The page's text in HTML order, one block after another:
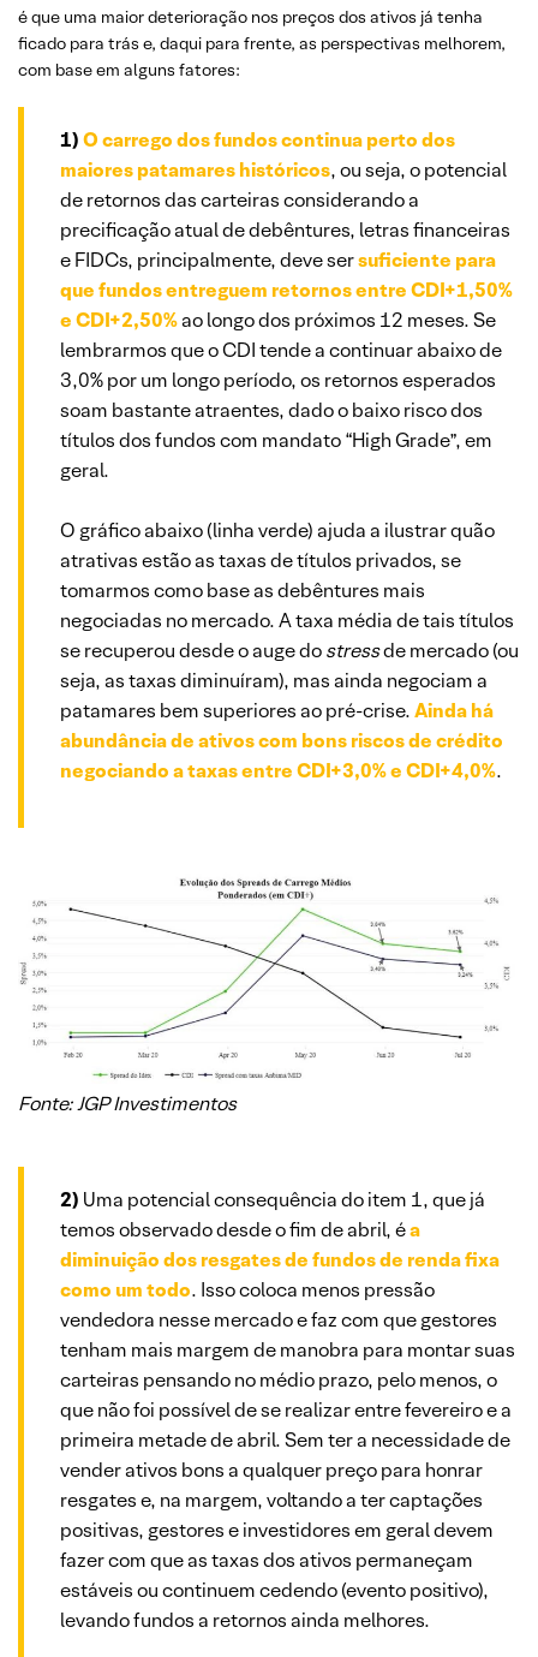
é que uma maior deterioração nos preços dos ativos já tenha
ficado para trás e, daqui para frente, as perspectivas melhorem,
com base em alguns fatores:
1)O carrego dos fundos continua perto dos
maiores patamares históricos, ou seja, o potencial
de retornos das carteiras considerando a
precificação atual de debêntures, letras financeiras
e FIDCs, principalmente, deve sersuficiente para
que fundos entreguem retornos entre CDI+1,50%
e CDI+2,50%ao longo dos próximos 12 meses. Se
lembrarmos que o CDI tende a continuar abaixo de
3,0% por um longo período, os retornos esperados
soam bastante atraentes, dado o baixo risco dos
títulos dos fundos com mandato “High Grade”, em
geral.
O gráfico abaixo (linha verde) ajuda a ilustrar quão
atrativas estão as taxas de títulos privados, se
tomarmos como base as debêntures mais
negociadas no mercado. A taxa média de tais títulos
se recuperou desde o auge dostressde mercado (ou
seja, as taxas diminuíram), mas ainda negociam a
patamares bem superiores ao pré-crise.Ainda há
abundância de ativos com bons riscos de crédito
negociando a taxas entre CDI+3,0% e CDI+4,0%.
Fonte: JGP Investimentos
2) Uma potencial consequência do item 1, que já
temos observado desde o fim de abril, éa
diminuição dos resgates de fundos de renda fixa
como um todo. Isso coloca menos pressão
vendedora nesse mercado e faz com que gestores
tenham mais margem de manobra para montar suas
carteiras pensando no médio prazo, pelo menos, o
que não foi possível de se realizar entre fevereiro e a
primeira metade de abril. Sem ter a necessidade de
vender ativos bons a qualquer preço para honrar
resgates e, na margem, voltando a ter captações
positivas, gestores e investidores em geral devem
fazer com que as taxas dos ativos permaneçam
estáveis ou continuem cedendo (evento positivo),
levando fundos a retornos ainda melhores.